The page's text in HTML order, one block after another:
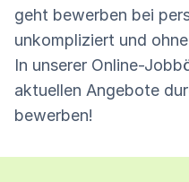
geht bewerben bei
unkompliziert und
In unserer Online-
aktuellen Angebote
bewerben!